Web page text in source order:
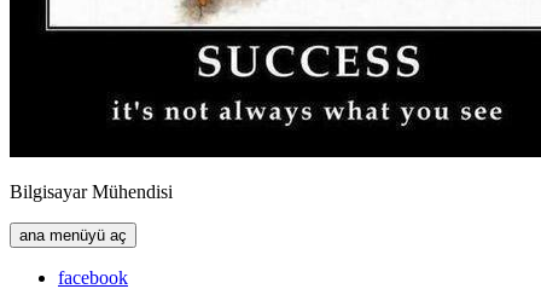
Bilgisayar Mühendisi
ana menüyü aç
facebook